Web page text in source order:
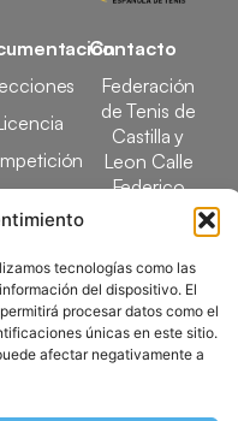
tecnologías como las
del dispositivo. El
procesar datos como el
únicas en este sitio.
afectar negativamente a
Contacto
Federación
de Tenis de
Castilla y
Leon Calle
Federico
García Lorca,
Valladolid
983 24 94 26